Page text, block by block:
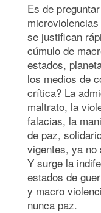
Es de
se justifican
cúmulo de
estados,
los medios de
crítica? La
maltrato, la
falacias, la
de paz,
vigentes, ya no
Y surge la
estados de
y macro
nunca paz.